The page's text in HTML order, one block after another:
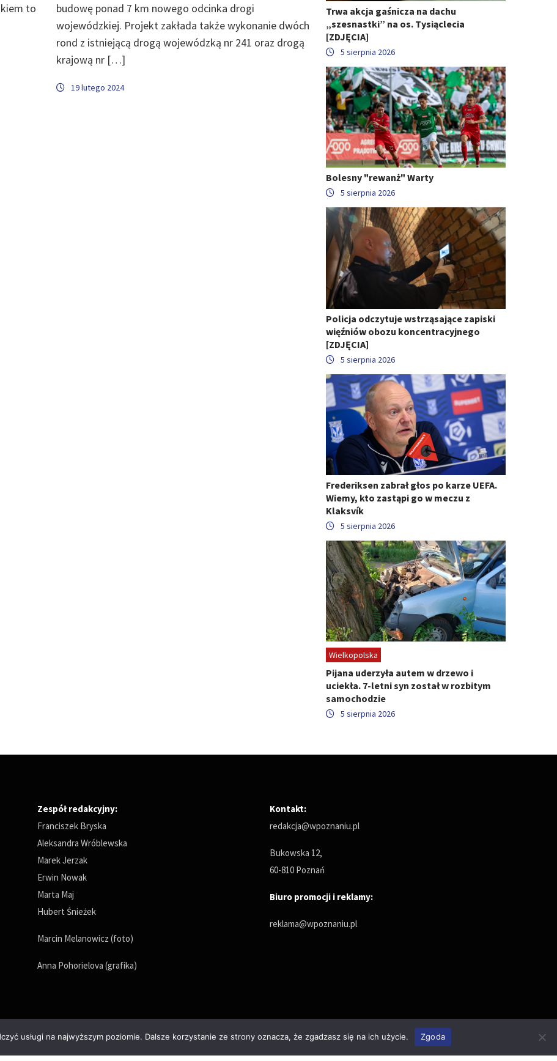
to
budowę ponad 7 km nowego odcinka drogi
wojewódzkiej. Projekt zakłada także wykonanie dwóch
rond z istniejącą drogą wojewódzką nr 241 oraz drogą
krajową nr […]
19 lutego 2024
Trwa akcja gaśnicza na dachu
„szesnastki” na os. Tysiąclecia
[ZDJĘCIA]
5 sierpnia 2026
Bolesny "rewanż" Warty
5 sierpnia 2026
Policja odczytuje wstrząsające zapiski
więźniów obozu koncentracyjnego
[ZDJĘCIA]
5 sierpnia 2026
Frederiksen zabrał głos po karze UEFA.
Wiemy, kto zastąpi go w meczu z
Klaksvík
5 sierpnia 2026
Wielkopolska
Pijana uderzyła autem w drzewo i
uciekła. 7-letni syn został w rozbitym
samochodzie
5 sierpnia 2026
Zespół redakcyjny:
Franciszek Bryska
Aleksandra Wróblewska
Marek Jerzak
Erwin Nowak
Marta Maj
Hubert Śnieżek
Marcin Melanowicz (foto)
Anna Pohorielova (grafika)
Kontakt:
redakcja@wpoznaniu.pl
Bukowska 12,
60-810 Poznań
Biuro promocji i reklamy:
reklama@wpoznaniu.pl
usługi na najwyższym poziomie. Dalsze korzystanie ze strony oznacza, że zgadzasz się na ich użycie. Zgoda